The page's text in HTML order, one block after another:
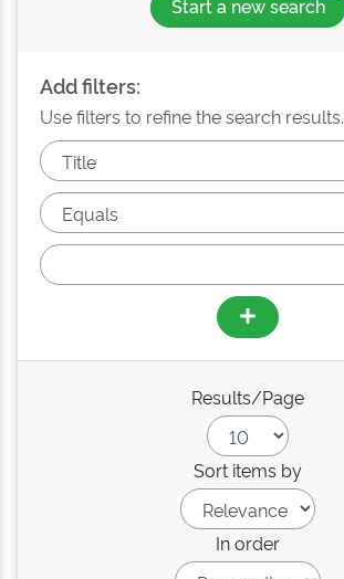
Start a new search
Add filters:
Use filters to refine the search results.
Results/Page
Sort items by
In order